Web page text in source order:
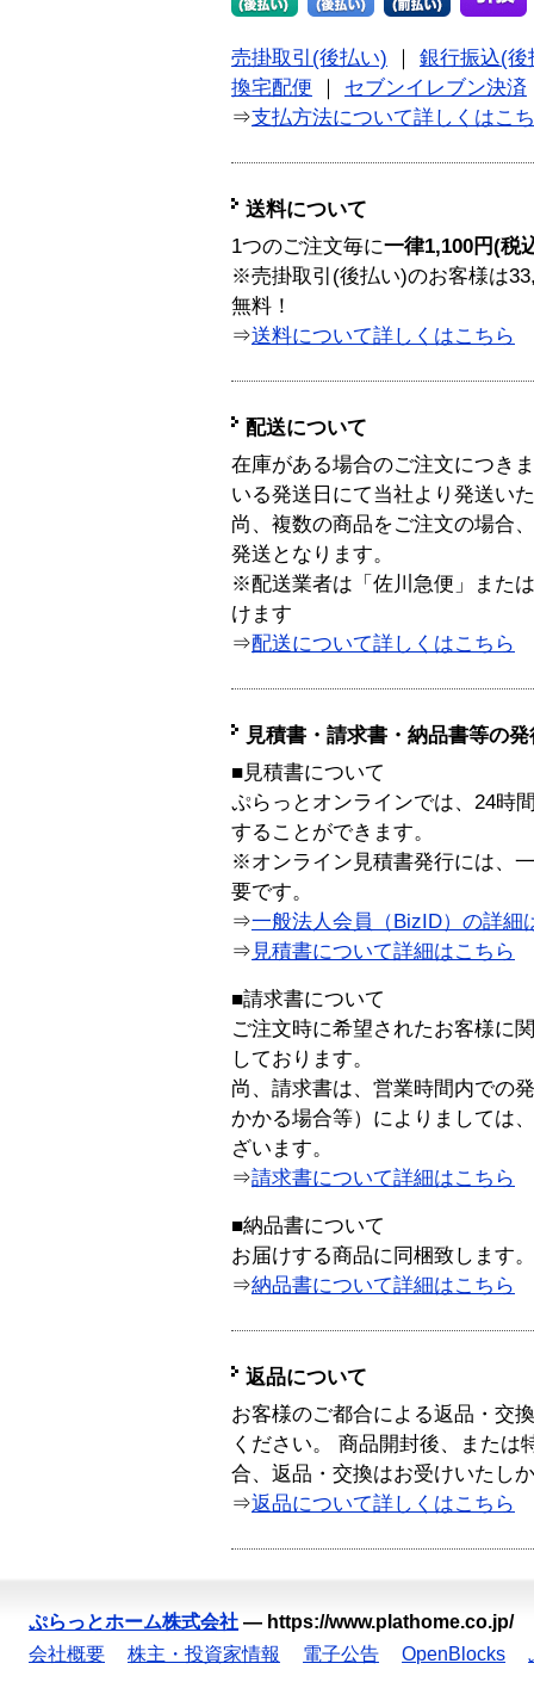
売掛取引(後払い)
銀行振込(後
換宅配便
セブンイレブン決済
⇒支払方法について詳しくはこ
送料について
1つのご注文毎に一律1,100円(税
※売掛取引(後払い)のお客様は
無料！
⇒送料について詳しくはこちら
配送について
在庫がある場合のご注文につき
いる発送日にて当社より発送い
尚、複数の商品をご注文の場合
発送となります。
※配送業者は「佐川急便」また
けます
⇒配送について詳しくはこちら
見積書・請求書・納品書等の
■見積書について
ぷらっとオンラインでは、24時
することができます。
※オンライン見積書発行には、
要です。
⇒一般法人会員（BizID）の詳細
⇒ 見積書について詳細はこちら
■請求書について
ご注文時に希望されたお客様に
しております。
尚、請求書は、営業時間内での
かかる場合等）によりましては
ざいます。
⇒請求書について詳細はこちら
■納品書について
お届けする商品に同梱致します。
⇒納品書について詳細はこちら
返品について
お客様のご都合による返品・交
ください。 商品開封後、または
合、返品・交換はお受けいたし
⇒返品について詳しくはこちら
ぷらっとホーム株式会社 — https://www.plathome.co.jp/
会社概要
株主・投資家情報 電子公告 OpenBlocks